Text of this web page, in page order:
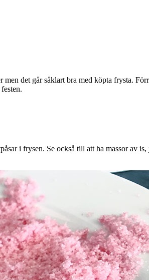
det går såklart bra med köpta frysta.
i frysen. Se också till att ha massor av